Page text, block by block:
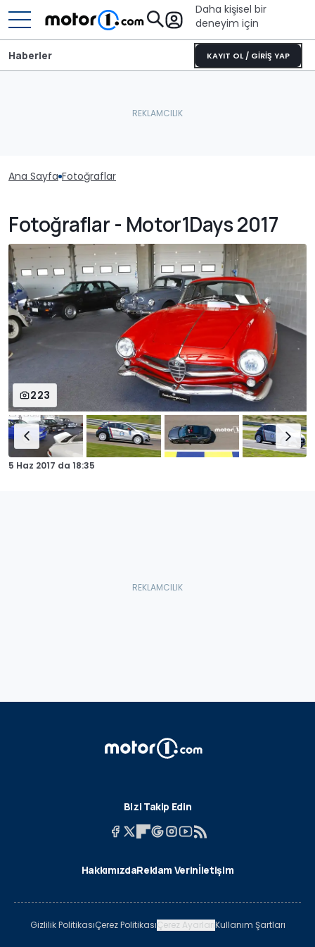
Daha kişisel bir
deneyim için
KAYIT OL / GİRİŞ YAP
Haberler
Ana Sayfa Fotoğraflar
Fotoğraflar - Motor1Days 2017
223
5 Haz 2017 da 18:35
Bizi Takip Edin
HakkımızdaReklam Verinİletişim
Gizlilik PolitikasıÇerez PolitikasıÇerez AyarlarıKullanım Şartları